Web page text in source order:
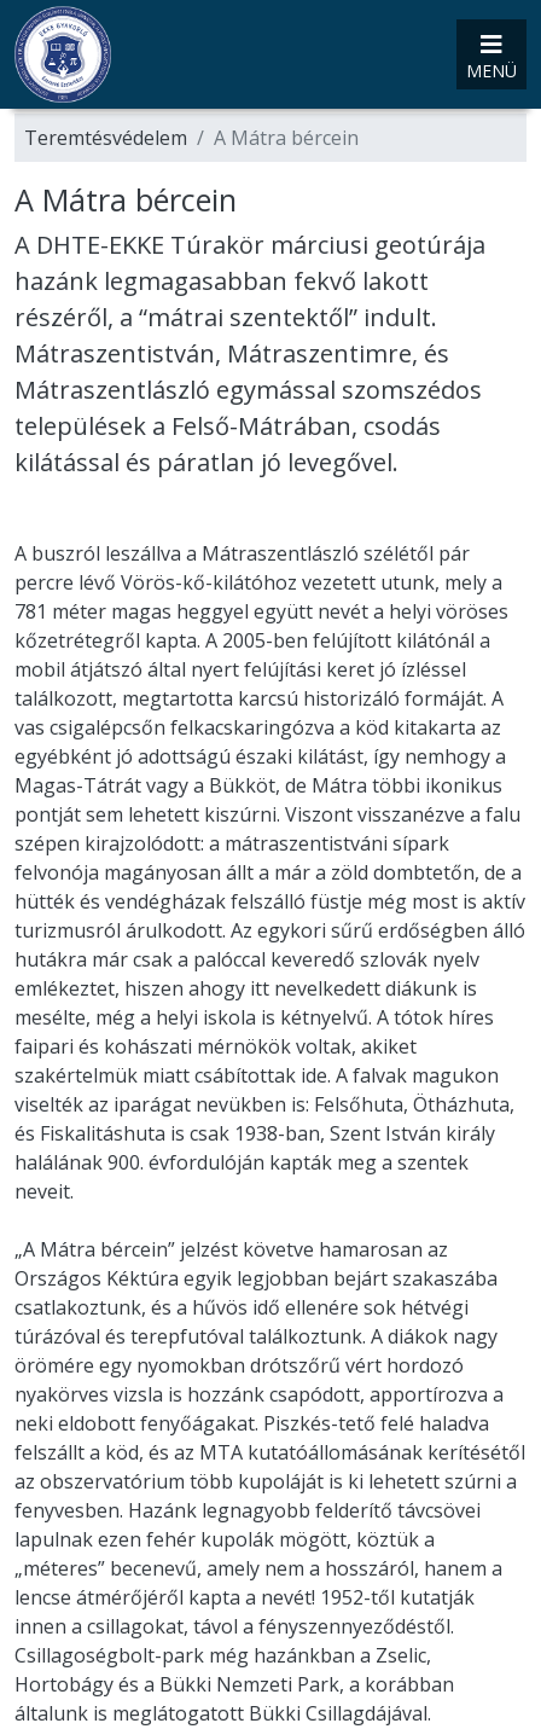
MENÜ
Teremtésvédelem A Mátra bércein
A Mátra bércein
A DHTE-EKKE Túrakör márciusi geotúrája
hazánk legmagasabban fekvő lakott
részéről, a “mátrai szentektől” indult.
Mátraszentistván, Mátraszentimre, és
Mátraszentlászló egymással szomszédos
települések a Felső-Mátrában, csodás
kilátással és páratlan jó levegővel.
A buszról leszállva a Mátraszentlászló szélétől pár
percre lévő Vörös-kő-kilátóhoz vezetett utunk, mely a
781 méter magas heggyel együtt nevét a helyi vöröses
kőzetrétegről kapta. A 2005-ben felújított kilátónál a
mobil átjátszó által nyert felújítási keret jó ízléssel
találkozott, megtartotta karcsú historizáló formáját. A
vas csigalépcsőn felkacskaringózva a köd kitakarta az
egyébként jó adottságú északi kilátást, így nemhogy a
Magas-Tátrát vagy a Bükköt, de Mátra többi ikonikus
pontját sem lehetett kiszúrni. Viszont visszanézve a falu
szépen kirajzolódott: a mátraszentistváni sípark
felvonója magányosan állt a már a zöld dombtetőn, de a
hütték és vendégházak felszálló füstje még most is aktív
turizmusról árulkodott. Az egykori sűrű erdőségben álló
hutákra már csak a palóccal keveredő szlovák nyelv
emlékeztet, hiszen ahogy itt nevelkedett diákunk is
mesélte, még a helyi iskola is kétnyelvű. A tótok híres
faipari és kohászati mérnökök voltak, akiket
szakértelmük miatt csábítottak ide. A falvak magukon
viselték az iparágat nevükben is: Felsőhuta, Ötházhuta,
és Fiskalitáshuta is csak 1938-ban, Szent István király
halálának 900. évfordulóján kapták meg a szentek
neveit.
„A Mátra bércein” jelzést követve hamarosan az
Országos Kéktúra egyik legjobban bejárt szakaszába
csatlakoztunk, és a hűvös idő ellenére sok hétvégi
túrázóval és terepfutóval találkoztunk. A diákok nagy
örömére egy nyomokban drótszőrű vért hordozó
nyakörves vizsla is hozzánk csapódott, apportírozva a
neki eldobott fenyőágakat. Piszkés-tető felé haladva
felszállt a köd, és az MTA kutatóállomásának kerítésétől
az obszervatórium több kupoláját is ki lehetett szúrni a
fenyvesben. Hazánk legnagyobb felderítő távcsövei
lapulnak ezen fehér kupolák mögött, köztük a
„méteres” becenevű, amely nem a hosszáról, hanem a
lencse átmérőjéről kapta a nevét! 1952-től kutatják
innen a csillagokat, távol a fényszennyeződéstől.
Csillagoségbolt-park még hazánkban a Zselic,
Hortobágy és a Bükki Nemzeti Park, a korábban
általunk is meglátogatott Bükki Csillagdájával.